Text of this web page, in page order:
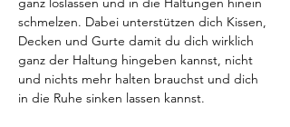
schmelzen. Dabei unterstützen dich Kissen,
Decken und Gurte damit du dich wirklich
ganz der Haltung hingeben kannst, nicht
und nichts mehr halten brauchst und dich
in die Ruhe sinken lassen kannst.